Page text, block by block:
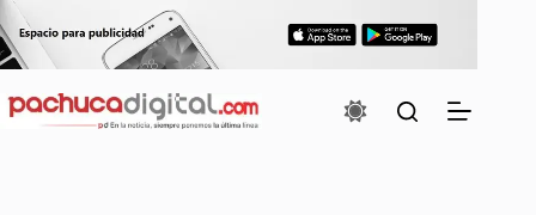
Saltar
al
contenido